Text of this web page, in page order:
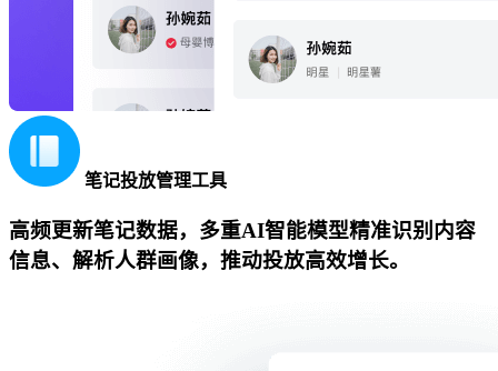
笔记投放管理工具
高频更新笔记数据，多重AI智能模型精准识别内容
信息、解析人群画像，推动投放高效增长。